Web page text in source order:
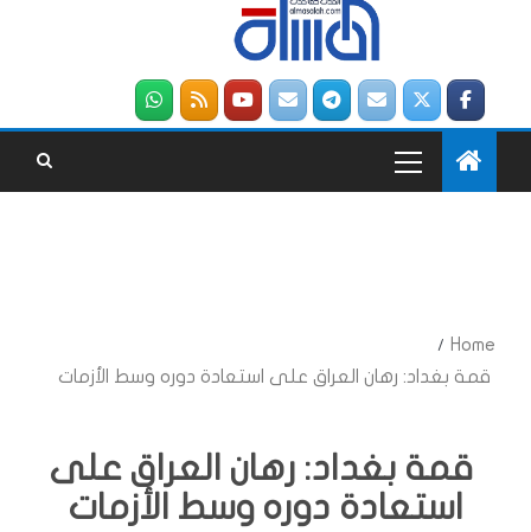
Home
قمة بغداد: رهان العراق على استعادة دوره وسط الأزمات
قمة بغداد: رهان العراق على
استعادة دوره وسط الأزمات